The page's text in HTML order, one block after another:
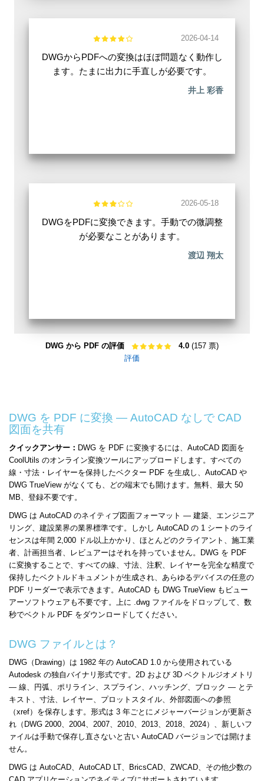
2026-04-14
DWGからPDFへの変換はほぼ問題なく動作し
ます。たまに出力に手直しが必要です。
井上 彩香
2026-05-18
DWGをPDFに変換できます。手動での微調整
が必要なことがあります。
渡辺 翔太
DWG から PDF の評価 4.0 (157 票)
評価
DWG を PDF に変換 — AutoCAD なしで CAD
図面を共有
クイックアンサー： DWG を PDF に変換するには、AutoCAD 図面を
CoolUtils のオンライン変換ツールにアップロードします。すべての
線・寸法・レイヤーを保持したベクター PDF を生成し、AutoCAD や
DWG TrueView がなくても、どの端末でも開けます。無料、最大 50
MB、登録不要です。
DWG は AutoCAD のネイティブ図面フォーマット — 建築、エンジニア
リング、建設業界の業界標準です。しかし AutoCAD の 1 シートのライ
センスは年間 2,000 ドル以上かかり、ほとんどのクライアント、施工業
者、計画担当者、レビュアーはそれを持っていません。DWG を PDF
に変換することで、すべての線、寸法、注釈、レイヤーを完全な精度で
保持したベクトルドキュメントが生成され、あらゆるデバイスの任意の
PDF リーダーで表示できます。AutoCAD も DWG TrueView もビュー
アーソフトウェアも不要です。上に .dwg ファイルをドロップして、数
秒でベクトル PDF をダウンロードしてください。
DWG ファイルとは？
DWG（Drawing）は 1982 年の AutoCAD 1.0 から使用されている
Autodesk の独自バイナリ形式です。2D および 3D ベクトルジオメトリ
— 線、円弧、ポリライン、スプライン、ハッチング、ブロック — とテ
キスト、寸法、レイヤー、プロットスタイル、外部図面への参照
（xref）を保存します。形式は 3 年ごとにメジャーバージョンが更新さ
れ（DWG 2000、2004、2007、2010、2013、2018、2024）、新しいフ
ァイルは手動で保存し直さないと古い AutoCAD バージョンでは開けま
せん。
DWG は AutoCAD、AutoCAD LT、BricsCAD、ZWCAD、その他少数の